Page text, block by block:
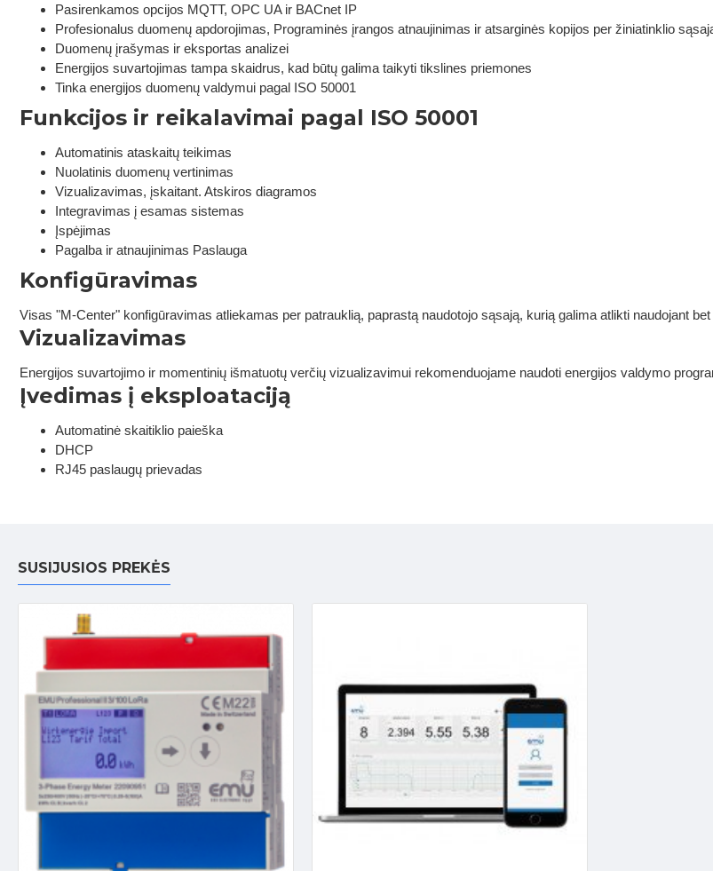
Pasirenkamos opcijos MQTT, OPC UA ir BACnet IP
Profesionalus duomenų apdorojimas, Programinės įrangos atnaujinimas ir atsarginės kopijos per žiniatinklio
Duomenų įrašymas ir eksportas analizei
Energijos suvartojimas tampa skaidrus, kad būtų galima taikyti tikslines priemones
Tinka energijos duomenų valdymui pagal ISO 50001
Funkcijos ir reikalavimai pagal ISO 50001
Automatinis ataskaitų teikimas
Nuolatinis duomenų vertinimas
Vizualizavimas, įskaitant. Atskiros diagramos
Integravimas į esamas sistemas
Įspėjimas
Pagalba ir atnaujinimas Paslauga
Konfigūravimas
Visas "M-Center" konfigūravimas atliekamas per patrauklią, paprastą naudotojo sąsają, kurią galima atlikti naudojant
Vizualizavimas
Energijos suvartojimo ir momentinių išmatuotų verčių vizualizavimui rekomenduojame naudoti energijos valdymo
Įvedimas į eksploataciją
Automatinė skaitiklio paieška
DHCP
RJ45 paslaugų prievadas
SUSIJUSIOS PREKĖS